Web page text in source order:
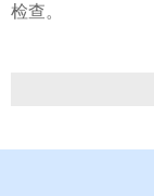
检查。